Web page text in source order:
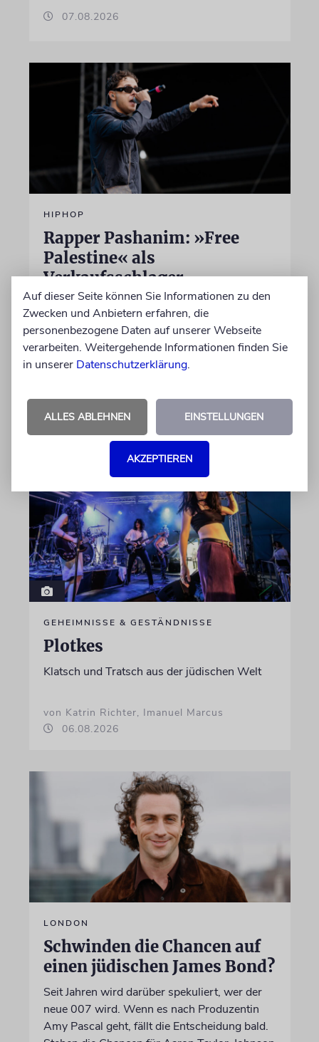
07.08.2026
HIPHOP
Rapper Pashanim: »Free
Palestine« als
Verkaufsschlager
Auf seinem neuen Album »Lounge Musik«
rappt der Berliner Musiker Pashanim
wiederholt über den Israel-Palästina-Konflikt –
Kokettieren mit dem palästinensischen
Terrorismus inklusive
von Lennart Wilsch
GEHEIMNISSE & GESTÄNDNISSE
Plotkes
Klatsch und Tratsch aus der jüdischen Welt
von Katrin Richter, Imanuel Marcus
06.08.2026
LONDON
Schwinden die Chancen auf
einen jüdischen James Bond?
Seit Jahren wird darüber spekuliert, wer der
neue 007 wird. Wenn es nach Produzentin
Amy Pascal geht, fällt die Entscheidung bald.
Auf dieser Seite können Sie Informationen zu den
Zwecken und Anbietern erfahren, die
personenbezogene Daten auf unserer Webseite
verarbeiten. Weitergehende Informationen finden Sie
in unserer Datenschutzerklärung.
ALLES ABLEHNEN EINSTELLUNGEN
AKZEPTIEREN